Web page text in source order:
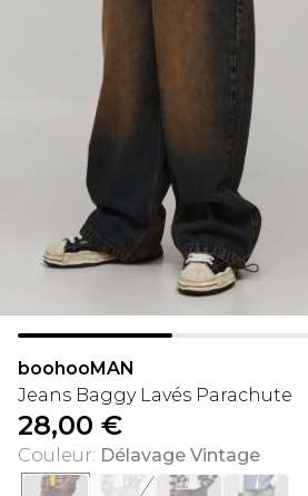
boohooMAN
Jeans Baggy Lavés Parachute
28,00 €
Couleur: Délavage Vintage